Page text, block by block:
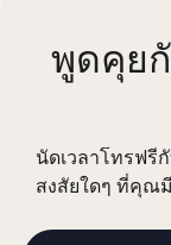
พูดคุย
นัดเวลาโทรฟรี
สงสัยใดๆ ที่คุณ